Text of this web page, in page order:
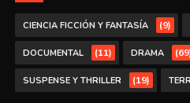
CIENCIA FICCIÓN Y FANTASÍA (9)
DOCUMENTAL (11) DRAMA
SUSPENSE Y THRILLER (19)